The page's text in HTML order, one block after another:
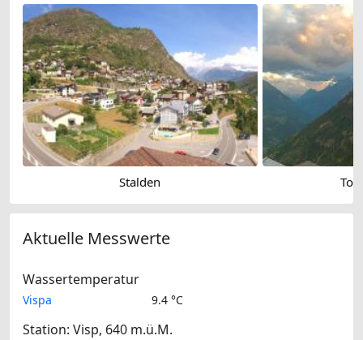
Stalden
Aktuelle Messwerte
Wassertemperatur
Vispa 9.4 °C
Station: Visp, 640 m.ü.M.